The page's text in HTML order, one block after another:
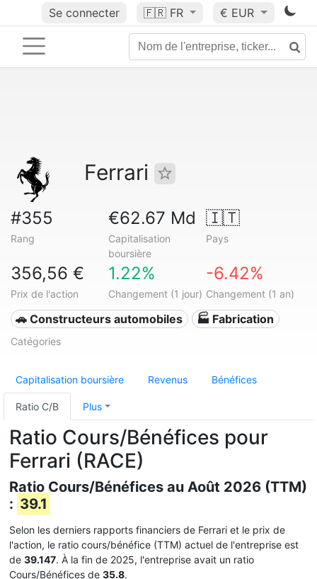
Se connecter 🇫🇷 FR € EUR
Ferrari
#355
Rang
€62.67 Md
Capitalisation
boursière
🇮🇹
Pays
356,56 €
Prix de l'action
1.22%
Changement (1 jour)
-6.42%
Changement (1 an)
🚗 Constructeurs automobiles 🏭 Fabrication
Catégories
Capitalisation boursière Revenus Bénéfices
Ratio C/B Plus
Ratio Cours/Bénéfices pour
Ferrari (RACE)
Ratio Cours/Bénéfices au Août 2026 (TTM)
: 39.1
Selon les derniers rapports financiers de Ferrari et le prix de
l'action, le ratio cours/bénéfice (TTM) actuel de l'entreprise est
de 39.147. À la fin de 2025, l'entreprise avait un ratio
Cours/Bénéfices de 35.8.